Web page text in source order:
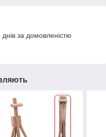
за домовленістю